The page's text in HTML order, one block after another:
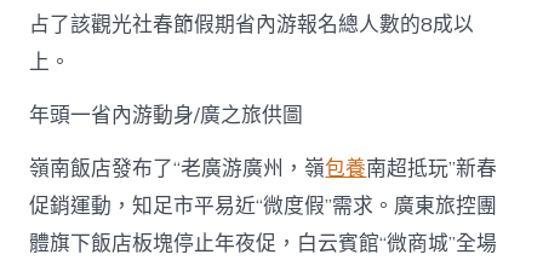
占了該觀光社春節假期省內游報名總人數的8成以
上。
年頭一省內游動身/廣之旅供圖
嶺南飯店發布了“老廣游廣州，嶺包養南超抵玩”新春
促銷運動，知足市平易近“微度假”需求。廣東旅控團
體旗下飯店板塊停止年夜促，白云賓館“微商城”全場